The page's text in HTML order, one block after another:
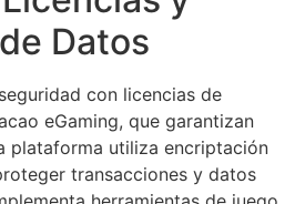
Datos
con licencias de
eGaming, que garantizan
plataforma utiliza encriptación
transacciones y datos